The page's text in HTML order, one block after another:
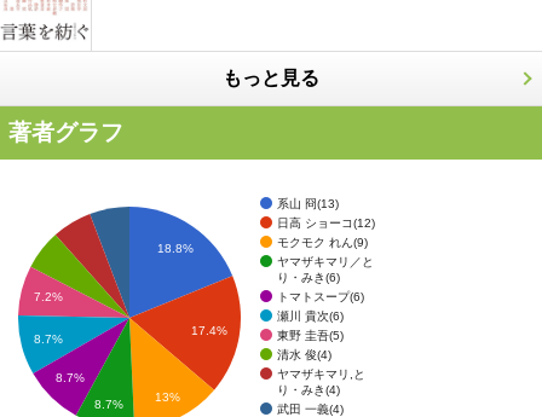
もっと見る
著者グラフ
系山 冏(13)
日高 ショーコ(12)
モクモク れん(9)
ヤマザキマリ／と
り・みき(6)
トマトスープ(6)
瀬川 貴次(6)
東野 圭吾(5)
清水 俊(4)
ヤマザキマリ,と
り・みき(4)
武田 一義(4)
18.8%
17.4%
13%
7.2%
8.7%
8.7%
8.7%